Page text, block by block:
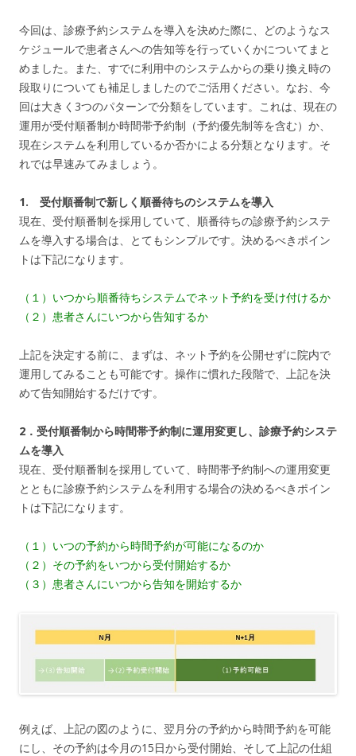
今回は、診療予約システムを導入を決めた際に、どのようなス
ケジュールで患者さんへの告知等を行っていくかについてまと
めました。また、すでに利用中のシステムからの乗り換え時の
段取りについても補足しましたのでご活用ください。なお、今
回は大きく3つのパターンで分類をしています。これは、現在の
運用が受付順番制か時間帯予約制（予約優先制等を含む）か、
現在システムを利用しているか否かによる分類となります。そ
れでは早速みてみましょう。
1. 受付順番制で新しく順番待ちのシステムを導入
現在、受付順番制を採用していて、順番待ちの診療予約システ
ムを導入する場合は、とてもシンプルです。決めるべきポイン
トは下記になります。
（１）いつから順番待ちシステムでネット予約を受け付けるか
（２）患者さんにいつから告知するか
上記を決定する前に、まずは、ネット予約を公開せずに院内で
運用してみることも可能です。操作に慣れた段階で、上記を決
めて告知開始するだけです。
2．受付順番制から時間帯予約制に運用変更し、診療予約システ
ムを導入
現在、受付順番制を採用していて、時間帯予約制への運用変更
とともに診療予約システムを利用する場合の決めるべきポイン
トは下記になります。
（１）いつの予約から時間予約が可能になるのか
（２）その予約をいつから受付開始するか
（３）患者さんにいつから告知を開始するか
例えば、上記の図のように、翌月分の予約から時間予約を可能
にし、その予約は今月の15日から受付開始、そして上記の仕組